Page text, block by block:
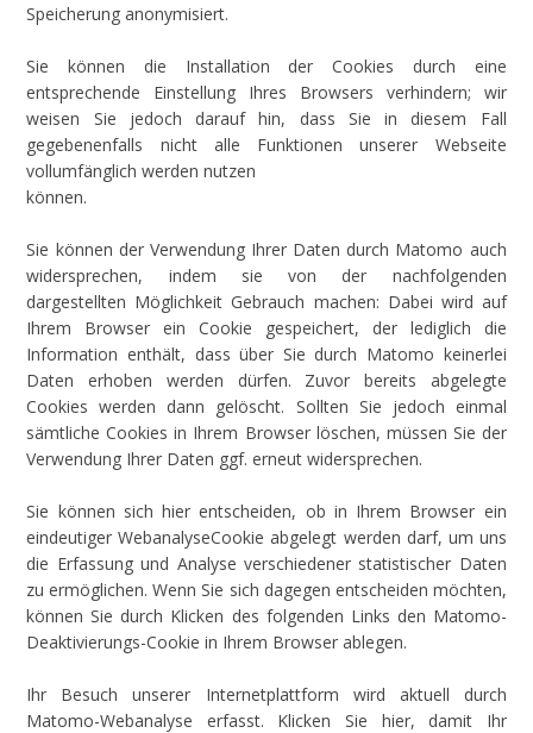
Speicherung anonymisiert.
Sie können die Installation der Cookies durch eine
entsprechende Einstellung Ihres Browsers verhindern; wir
weisen Sie jedoch darauf hin, dass Sie in diesem Fall
gegebenenfalls nicht alle Funktionen unserer Webseite
vollumfänglich werden nutzen
können.
Sie können der Verwendung Ihrer Daten durch Matomo auch
widersprechen, indem sie von der nachfolgenden
dargestellten Möglichkeit Gebrauch machen: Dabei wird auf
Ihrem Browser ein Cookie gespeichert, der lediglich die
Information enthält, dass über Sie durch Matomo keinerlei
Daten erhoben werden dürfen. Zuvor bereits abgelegte
Cookies werden dann gelöscht. Sollten Sie jedoch einmal
sämtliche Cookies in Ihrem Browser löschen, müssen Sie der
Verwendung Ihrer Daten ggf. erneut widersprechen.
Sie können sich hier entscheiden, ob in Ihrem Browser ein
eindeutiger WebanalyseCookie abgelegt werden darf, um uns
die Erfassung und Analyse verschiedener statistischer Daten
zu ermöglichen. Wenn Sie sich dagegen entscheiden möchten,
können Sie durch Klicken des folgenden Links den Matomo-
Deaktivierungs-Cookie in Ihrem Browser ablegen.
Ihr Besuch unserer Internetplattform wird aktuell durch
Matomo-Webanalyse erfasst. Klicken Sie hier, damit Ihr